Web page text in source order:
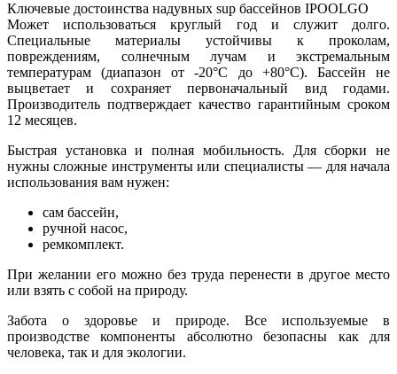
Ключевые достоинства надувных sup бассейнов IPOOLGO
Может использоваться круглый год и служит долго.
Специальные материалы устойчивы к проколам,
повреждениям, солнечным лучам и экстремальным
температурам (диапазон от -20°C до +80°C). Бассейн не
выцветает и сохраняет первоначальный вид годами.
Производитель подтверждает качество гарантийным сроком
12 месяцев.
Быстрая установка и полная мобильность. Для сборки не
нужны сложные инструменты или специалисты — для начала
использования вам нужен:
сам бассейн,
ручной насос,
ремкомплект.
При желании его можно без труда перенести в другое место
или взять с собой на природу.
Забота о здоровье и природе. Все используемые в
производстве компоненты абсолютно безопасны как для
человека, так и для экологии.